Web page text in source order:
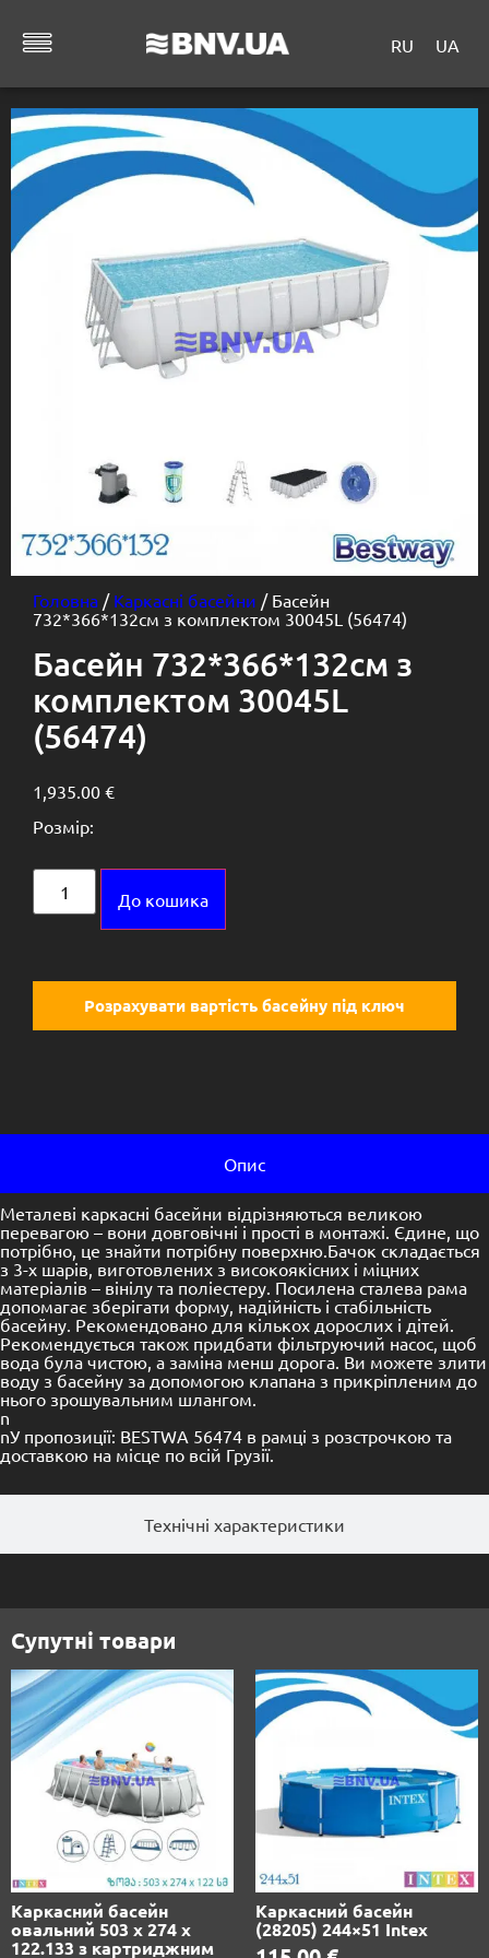
RU UA
Головна / Каркасні басейни / Басейн
732*366*132см з комплектом 30045L (56474)
Басейн 732*366*132см з
комплектом 30045L
(56474)
1,935.00 €
Розмір:
До кошика
Розрахувати вартість басейну під ключ
Опис
Технічні характеристики
Металеві каркасні басейни відрізняються великою
перевагою – вони довговічні і прості в монтажі. Єдине, що
потрібно, це знайти потрібну поверхню.Бачок складається
з 3-х шарів, виготовлених з високоякісних і міцних
матеріалів – вінілу та поліестеру. Посилена сталева рама
допомагає зберігати форму, надійність і стабільність
басейну. Рекомендовано для кількох дорослих і дітей.
Рекомендується також придбати фільтруючий насос, щоб
вода була чистою, а заміна менш дорога. Ви можете злити
воду з басейну за допомогою клапана з прикріпленим до
нього зрошувальним шлангом.
n
nУ пропозиції: BESTWA 56474 в рамці з розстрочкою та
доставкою на місце по всій Грузії.
Супутні товари
Каркасний басейн
овальний 503 х 274 х
122.133 з картриджним
Каркасний басейн
(28205) 244×51 Intex